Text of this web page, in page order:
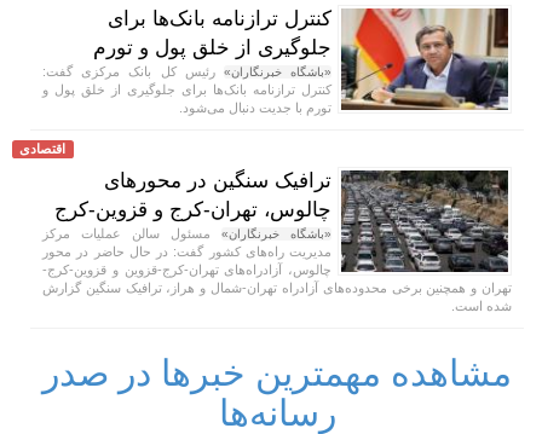
کنترل ترازنامه بانک‌ها برای
جلوگیری از خلق پول و تورم
«باشگاه خبرنگاران» رئیس کل بانک مرکزی گفت:
کنترل ترازنامه بانک‌ها برای جلوگیری از خلق پول و
تورم با جدیت دنبال می‌شود.
اقتصادی
ترافیک سنگین در محورهای
چالوس، تهران-کرج و قزوین-کرج
«باشگاه خبرنگاران» مسئول سالن عملیات مرکز
مدیریت راه‌های کشور گفت: در حال حاضر در محور
چالوس، آزادراه‌های تهران-کرج-قزوین و قزوین-کرج-
تهران و همچنین برخی محدوده‌های آزادراه تهران-شمال و هراز، ترافیک سنگین گزارش
شده است.
مشاهده مهمترین خبرها در صدر
رسانه‌ها